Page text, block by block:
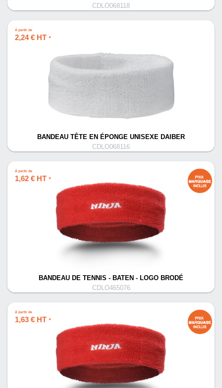
CDLO068118
À partir de
2,24 € HT *
BANDEAU TÊTE EN ÉPONGE UNISEXE DAIBER
CDLO068116
À partir de
1,62 € HT *
BANDEAU DE TENNIS - BATEN - LOGO BRODÉ
CDLO465076
À partir de
1,63 € HT *